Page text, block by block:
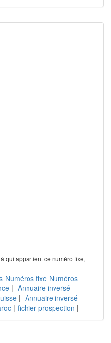
qui appartient ce numéro fixe,
Numéros fixe Numéros
| Annuaire inversé
| Annuaire inversé
| fichier prospection |